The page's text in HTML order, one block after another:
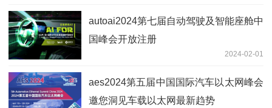
autoai2024第七届自动驾驶及智能座舱中
国峰会开放注册
2024-02-01
aes2024第五届中国国际汽车以太网峰会
邀您洞见车载以太网最新趋势